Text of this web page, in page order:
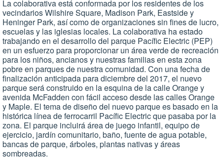
La colaborativa está conformada por los residentes de los
vecindarios Wilshire Square, Madison Park, Eastside y
Heninger Park, así como de organizaciones sin fines de lucro,
escuelas y las iglesias locales. La colaborativa ha estado
trabajando en el desarrollo del parque Pacífic Electric (PEP)
en un esfuerzo para proporcionar un área verde de recreación
para los niños, ancianos y nuestras familias en esta zona
pobre en parques de nuestra comunidad. Con una fecha de
finalización anticipada para diciembre del 2017, el nuevo
parque será construido en la esquina de la calle Orange y
avenida McFadden con fácil acceso desde las calles Orange
y Maple. El tema de diseño del nuevo parque es basado en la
histórica línea de ferrocarril Pacífic Electric que pasaba por la
zona. El parque incluirá área de juego infantil, equipo de
ejercicio, jardín comunitario, baño, fuente de agua potable,
bancas de parque, árboles, plantas nativas y áreas
sombreadas.